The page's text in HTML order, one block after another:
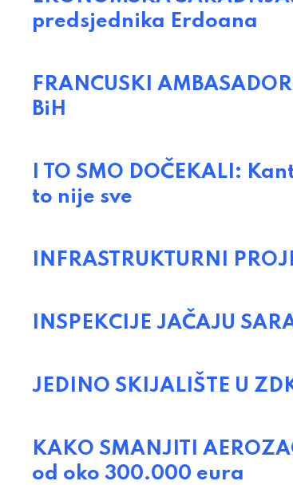
predsjednika Erdoana
FRANCUSKI
BiH
I TO SMO DOČEKALI:
to nije sve
INFRASTRUKTURNI
INSPEKCIJE JAČAJU
JEDINO SKIJALIŠTE U
KAKO SMANJITI
od oko 300.000 eura